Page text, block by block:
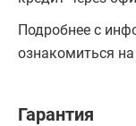
Подробнее с
ознакомиться
Гарантия